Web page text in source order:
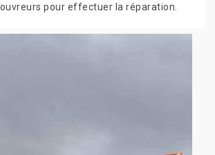
pour effectuer la réparation.